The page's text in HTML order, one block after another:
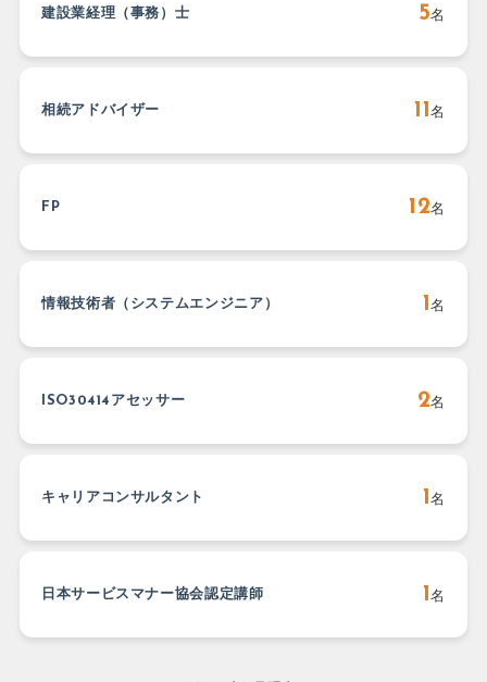
建設業経理（事務）士 5名
相続アドバイザー 11名
FP 12名
情報技術者（システムエンジニア） 1名
ISO30414アセッサー 2名
キャリアコンサルタント 1名
日本サービスマナー協会認定講師 1名